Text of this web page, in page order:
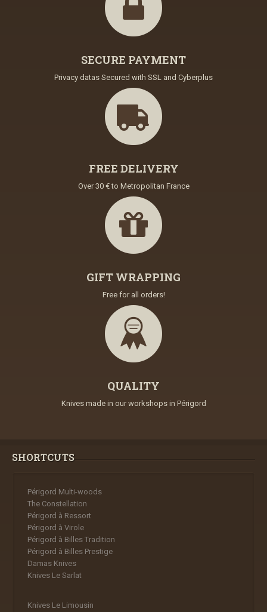
SECURE PAYMENT
Privacy datas Secured with SSL and Cyberplus
FREE DELIVERY
Over 30 € to Metropolitan France
GIFT WRAPPING
Free for all orders!
QUALITY
Knives made in our workshops in Périgord
SHORTCUTS
Périgord Multi-woods
The Constellation
Périgord à Ressort
Périgord à Virole
Périgord à Billes Tradition
Périgord à Billes Prestige
Damas Knives
Knives Le Sarlat
Knives Le Limousin